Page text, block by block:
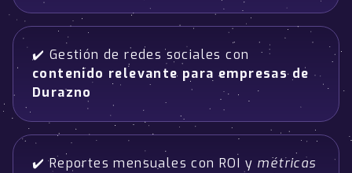
✔️ Gestión de redes sociales con
contenido relevante para empresas de
Durazno
✔️ Reportes mensuales con ROI y métricas